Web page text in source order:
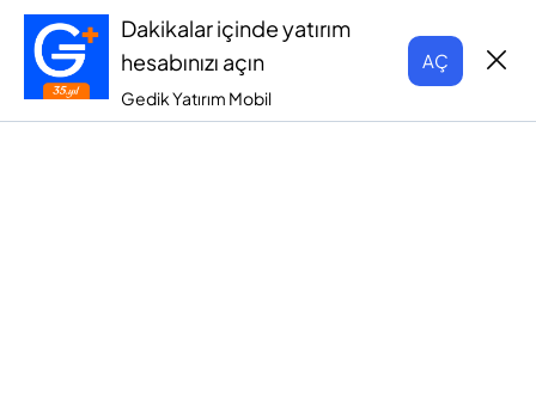
Dakikalar içinde yatırım
hesabınızı açın
Gedik Yatırım Mobil
AÇ